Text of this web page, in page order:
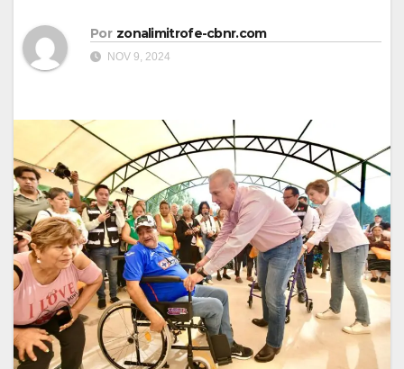
Por zonalimitrofe-cbnr.com
NOV 9, 2024